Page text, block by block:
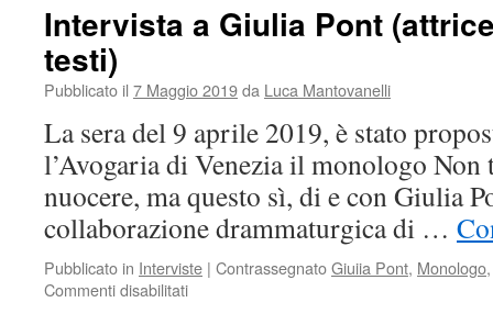
bellezza
spirito
una
ragazza.
Intervista a Giulia Pont
testi)
Pubblicato il 7 Maggio 2019da Luca Mantovanelli
La sera del 9 aprile 2019, è stato
l’Avogaria di Venezia il monologo
nuocere, ma questo sì, di e con Giulia
collaborazione drammaturgica di …
Pubblicato in Interviste | ContrassegnatoGiuiia Pont, Monologo
Commenti disabilitatisu